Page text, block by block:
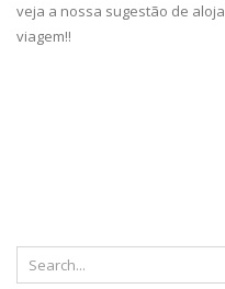
veja a nossa sugestão de
viagem!!